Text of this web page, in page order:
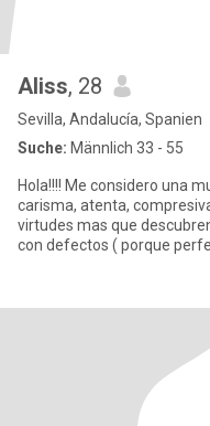
Aliss, 28
Sevilla, Andalucía, Spanien
Suche: Männlich 33 - 55
Hola!!!! Me considero una
carisma, atenta,
virtudes mas que